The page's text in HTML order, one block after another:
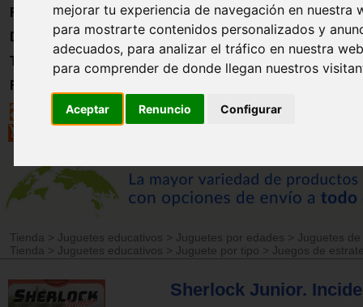
mejorar tu experiencia de navegación en nuestra
para mostrarte contenidos personalizados y
adecuados, para analizar el tráfico en nuestra
para comprender de donde llegan nuestros
Aceptar Renuncio Configurar
Formación
Directorio
Trabajo
Registro
Tienda > Juguetes educativos > Juguetes por edades > Juguetes
Tienda
> Juguetes educativos > Juguete por tipo > Juegos de
Sherlock Junior.